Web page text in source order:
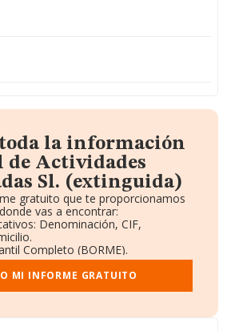
toda la información
de Actividades
Sl. (extinguida)
gratuito que te proporcionamos
vas a encontrar:
Denominación, CIF,
Completo (BORME).
Ventas y Empleados.
y Administradores.
MI INFORME GRATUITO